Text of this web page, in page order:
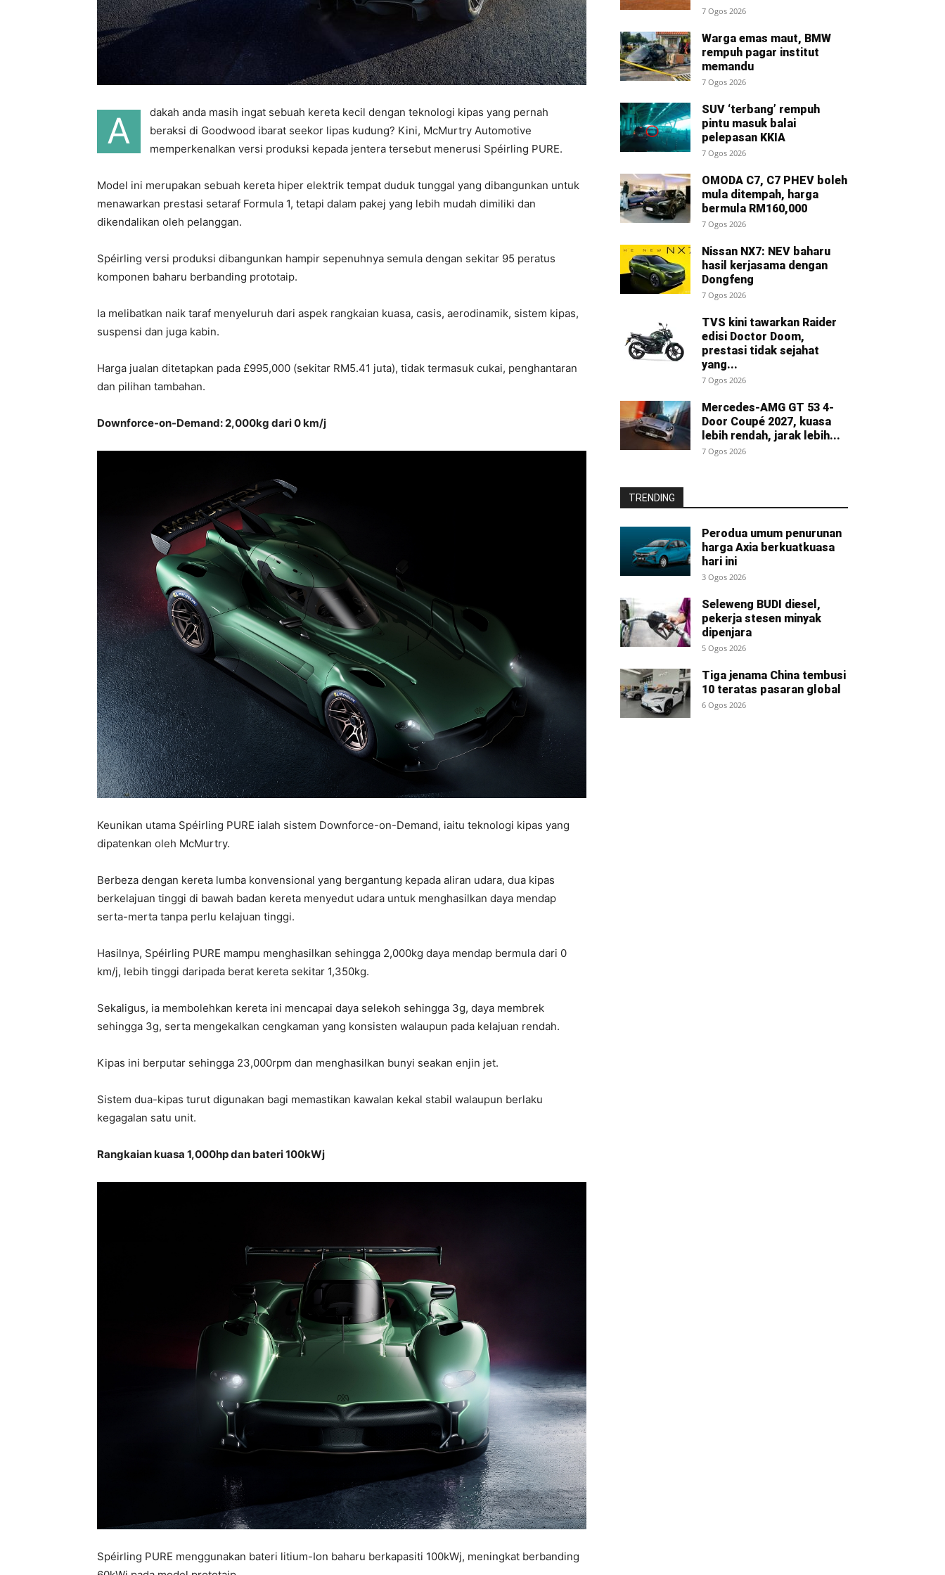
A
dakah anda masih ingat sebuah kereta kecil dengan teknologi kipas yang pernah
beraksi di Goodwood ibarat seekor lipas kudung? Kini, McMurtry Automotive
memperkenalkan versi produksi kepada jentera tersebut menerusi Spéirling PURE.
Model ini merupakan sebuah kereta hiper elektrik tempat duduk tunggal yang dibangunkan untuk
menawarkan prestasi setaraf Formula 1, tetapi dalam pakej yang lebih mudah dimiliki dan
dikendalikan oleh pelanggan.
Spéirling versi produksi dibangunkan hampir sepenuhnya semula dengan sekitar 95 peratus
komponen baharu berbanding prototaip.
Ia melibatkan naik taraf menyeluruh dari aspek rangkaian kuasa, casis, aerodinamik, sistem kipas,
suspensi dan juga kabin.
Harga jualan ditetapkan pada £995,000 (sekitar RM5.41 juta), tidak termasuk cukai, penghantaran
dan pilihan tambahan.
Downforce-on-Demand: 2,000kg dari 0 km/j
Keunikan utama Spéirling PURE ialah sistem Downforce-on-Demand, iaitu teknologi kipas yang
dipatenkan oleh McMurtry.
Berbeza dengan kereta lumba konvensional yang bergantung kepada aliran udara, dua kipas
berkelajuan tinggi di bawah badan kereta menyedut udara untuk menghasilkan daya mendap
serta-merta tanpa perlu kelajuan tinggi.
Hasilnya, Spéirling PURE mampu menghasilkan sehingga 2,000kg daya mendap bermula dari 0
km/j, lebih tinggi daripada berat kereta sekitar 1,350kg.
Sekaligus, ia membolehkan kereta ini mencapai daya selekoh sehingga 3g, daya membrek
sehingga 3g, serta mengekalkan cengkaman yang konsisten walaupun pada kelajuan rendah.
Kipas ini berputar sehingga 23,000rpm dan menghasilkan bunyi seakan enjin jet.
Sistem dua-kipas turut digunakan bagi memastikan kawalan kekal stabil walaupun berlaku
kegagalan satu unit.
Rangkaian kuasa 1,000hp dan bateri 100kWj
Spéirling PURE menggunakan bateri litium-Ion baharu berkapasiti 100kWj, meningkat berbanding
7 Ogos 2026
Warga emas maut, BMW
rempuh pagar institut
memandu
7 Ogos 2026
SUV ‘terbang’ rempuh
pintu masuk balai
pelepasan KKIA
7 Ogos 2026
OMODA C7, C7 PHEV boleh
mula ditempah, harga
bermula RM160,000
7 Ogos 2026
Nissan NX7: NEV baharu
hasil kerjasama dengan
Dongfeng
7 Ogos 2026
TVS kini tawarkan Raider
edisi Doctor Doom,
prestasi tidak sejahat
yang...
7 Ogos 2026
Mercedes-AMG GT 53 4-
Door Coupé 2027, kuasa
lebih rendah, jarak lebih...
7 Ogos 2026
TRENDING
Perodua umum penurunan
harga Axia berkuatkuasa
hari ini
3 Ogos 2026
Seleweng BUDI diesel,
pekerja stesen minyak
dipenjara
5 Ogos 2026
Tiga jenama China tembusi
10 teratas pasaran global
6 Ogos 2026